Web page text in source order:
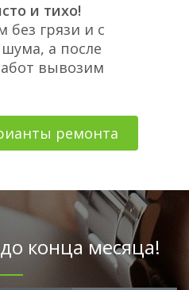
и тихо!
без грязи и с
а после
вывозим
ремонта
конца месяца!